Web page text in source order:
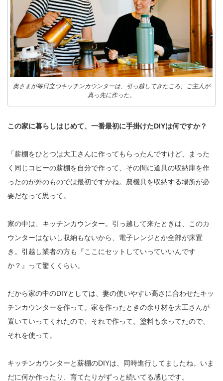
奥さまが毎日立つキッチンカウンターは、引っ越してきたころ、ご主人が
真っ先に作った。
この家に暮らしはじめて、一番最初に手掛けたDIYは何ですか？
「薪棚をひとつは大工さんに作ってもらったんですけど、まった
く同じコピーの薪棚を自分で作って、その間に道具の収納庫を作
ったのが外のものでは最初ですかね。農機具を収納する場所が必
要だなって思って。
家の中は、キッチンカウンター。引っ越して来たときは、このカ
ウンターはないし収納もないから、電子レンジとか全部が床置
き。引越し業者の方も『ここにセットしていっていいんです
か？』って驚くくらい。
だから家の中のDIYとしては、妻の使いやすい高さに合わせたキッ
チンカウンターを作って。家を作ったときの余り材を大工さんが
置いていってくれたので、それで作って。塗料も余ってたので、
それを使って。
キッチンカウンターと薪棚のDIYは、同時進行してましたね。いま
だに何か作ったり、育てたりがずっと続いてる感じです。